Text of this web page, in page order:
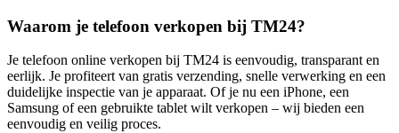
Waarom je telefoon verkopen bij TM24?
Je telefoon online verkopen bij TM24 is eenvoudig, transparant en
eerlijk. Je profiteert van gratis verzending, snelle verwerking en een
duidelijke inspectie van je apparaat. Of je nu een iPhone, een
Samsung of een gebruikte tablet wilt verkopen – wij bieden een
eenvoudig en veilig proces.